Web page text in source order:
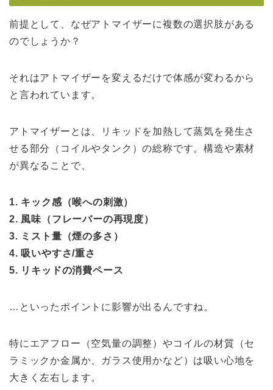
前提として、なぜアトマイザーに複数の選択肢がある
のでしょうか？
それはアトマイザーを変えるだけで体感が変わるから
と言われています。
アトマイザーとは、リキッドを加熱して蒸気を発生さ
せる部分（コイルやタンク）の総称です。構造や素材
が異なることで、
1. キック感（喉への刺激）
2. 風味（フレーバーの再現度）
3. ミスト量（煙の多さ）
4. 吸いやすさ/重さ
5. リキッドの消費ペース
…といったポイントに影響が出るんですね。
特にエアフロー（空気量の調整）やコイルの材質（セ
ラミックか金属か、ガラス使用かなど）は吸い心地を
大きく左右します。